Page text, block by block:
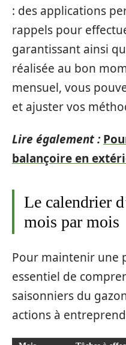
: des applications
rappels pour
garantissant ainsi
réalisée au bon
mensuel, vous
et ajuster vos
Lire également :
balançoire en
Le calendrier
mois par mois
Pour maintenir une
essentiel de
saisonniers du
actions à